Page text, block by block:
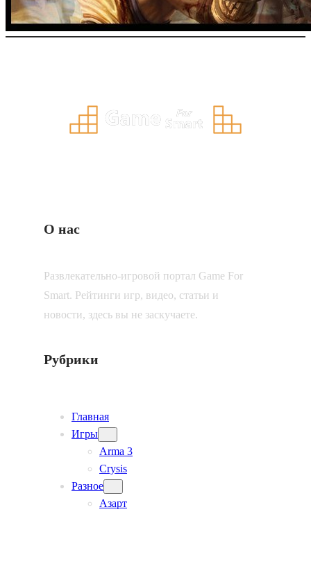
О нас
Развлекательно-игровой портал Game For
Smart. Рейтинги игр, видео, статьи и
новости, здесь вы не заскучаете.
Рубрики
Главная
Игры
Arma 3
Crysis
Разное
Азарт